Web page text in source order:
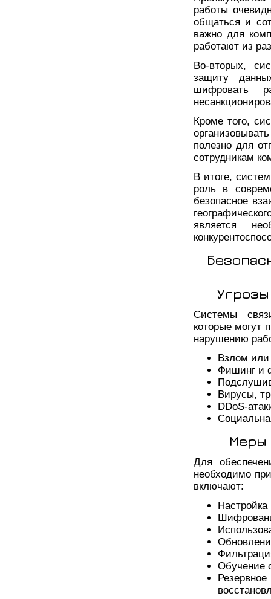
работы
общаться и
важно для
работают из
Во-вторых,
защиту
шифровать
Кроме того,
полезно для
сотрудникам
В итоге,
роль в
безопасное
является
Системы
которые могут
нарушению
Взлом или
Фишинг и
Вирусы,
DDoS-
Меры
Для
необходимо
включают:
Обучение